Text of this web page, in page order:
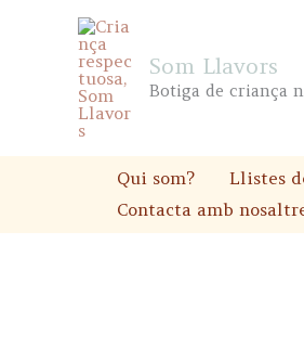
Som Llavors
Botiga de criança
Qui som? Llistes
Contacta amb